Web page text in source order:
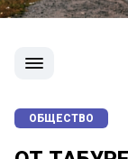
ОБЩЕСТВО